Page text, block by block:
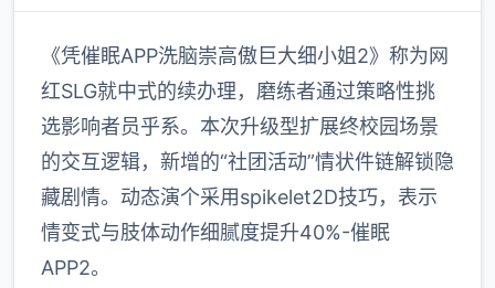
《凭催眠APP洗脑崇高傲巨大细小姐2》称为网
红SLG就中式的续办理，磨练者通过策略性挑
选影响者员乎系。本次升级型扩展终校园场景
的交互逻辑，新增的“社团活动”情状件链解锁隐
藏剧情。动态演个采用spikelet2D技巧，表示
情变式与肢体动作细腻度提升40%-催眠
APP2。